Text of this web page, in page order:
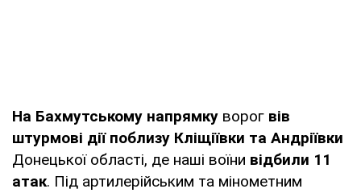
На Бахмутському напрямку ворог вів
штурмові дії поблизу Кліщіївки та Андріївки
Донецької області, де наші воїни відбили 11
атак. Під артилерійським та мінометним